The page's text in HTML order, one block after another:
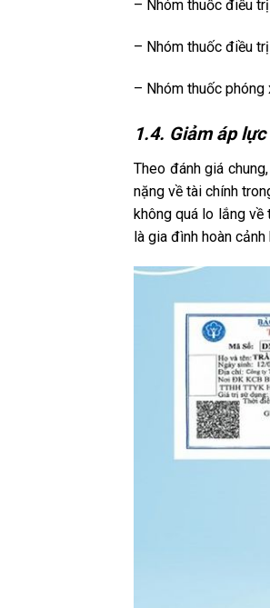
– Nhóm thuốc điều
– Nhóm thuốc điều
– Nhóm thuốc phóng
1.4. Giảm áp
Theo đánh giá chung,
nặng về tài chính
không quá lo lắng về
là gia đình hoàn cảnh